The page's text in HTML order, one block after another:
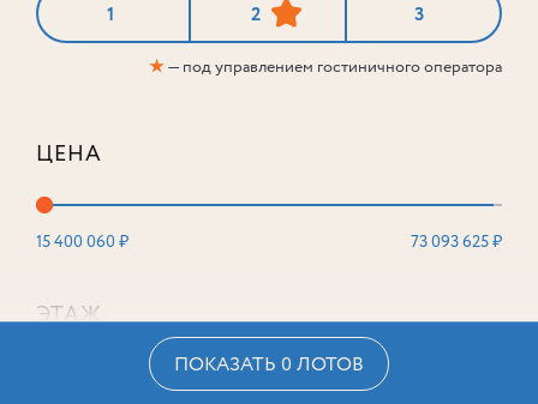
1 2 3
★— под управлением гостиничного оператора
ЦЕНА
15 400 060 ₽ 73 093 625 ₽
ЭТАЖ
ПОКАЗАТЬ 0 ЛОТОВ